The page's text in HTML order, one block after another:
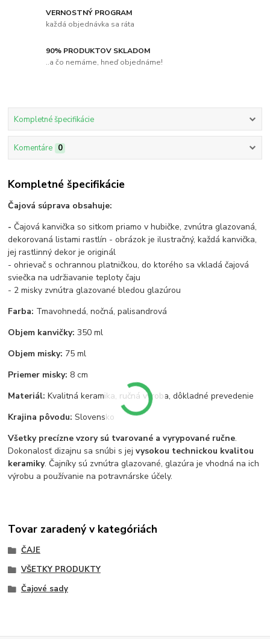
VERNOSTNÝ PROGRAM
každá objednávka sa ráta
90% PRODUKTOV SKLADOM
..a čo nemáme, hneď objednáme!
Kompletné špecifikácie
Komentáre 0
Kompletné špecifikácie
Čajová súprava obsahuje:
- Čajová kanvička so sitkom priamo v hubičke, zvnútra glazovaná,
dekorovaná listami rastlín - obrázok je ilustračný, každá kanvička,
jej rastlinný dekor je originál
- ohrievač s ochrannou platničkou, do ktorého sa vkladá čajová
sviečka na udržiavanie teploty čaju
- 2 misky zvnútra glazované bledou glazúrou
Farba: Tmavohnedá, nočná, palisandrová
Objem kanvičky:350 ml
Objem misky: 75 ml
Priemer misky: 8 cm
Materiál:Kvalitná keramika, ručná výroba, dôkladné prevedenie
Krajina pôvodu:Slovensko
Všetky precízne vzory sú tvarované a vyrypované ručne.
Dokonalosť dizajnu sa snúbi s jejvysokou technickou kvalitou
keramiky. Čajníky sú zvnútra glazované, glazúra je vhodná na ich
výrobu a používanie na potravnárske účely.
Tovar zaradený v kategóriách
ČAJE
VŠETKY PRODUKTY
Čajové sady